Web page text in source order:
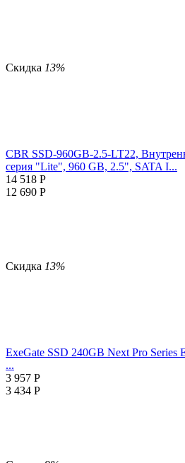
Скидка 13%
CBR SSD-960GB-2.5-LT22,
серия "Lite", 960 GB, 2.5", SATA I...
14 518 Р
12 690 Р
Скидка 13%
ExeGate SSD 240GB Next Pro
...
3 957 Р
3 434 Р